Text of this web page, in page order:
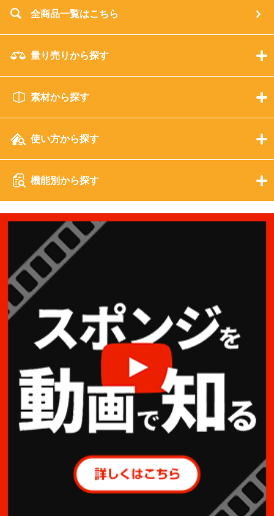
全商品一覧はこちら
量り売りから探す
素材から探す
使い方から探す
機能別から探す